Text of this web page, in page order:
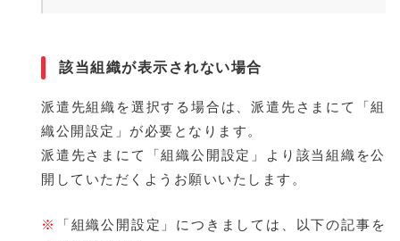
該当組織が表示されない場合
派遣先組織を選択する場合は、派遣先さまにて「組
織公開設定」が必要となります。
派遣先さまにて「組織公開設定」より該当組織を公
開していただくようお願いいたします。
※
「組織公開設定」につきましては、以下の記事を